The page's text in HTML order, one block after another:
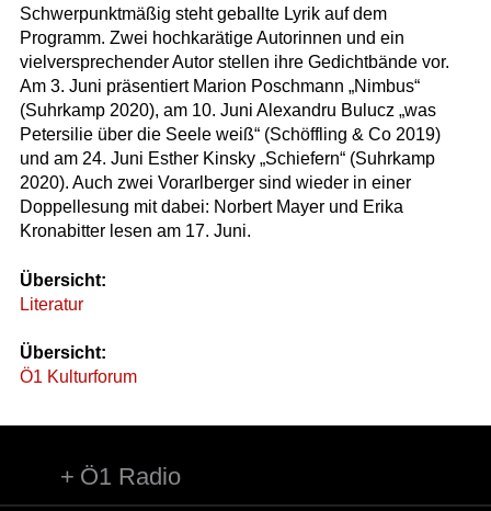
Schwerpunktmäßig steht geballte Lyrik auf dem
Programm. Zwei hochkarätige Autorinnen und ein
vielversprechender Autor stellen ihre Gedichtbände vor.
Am 3. Juni präsentiert Marion Poschmann „Nimbus“
(Suhrkamp 2020), am 10. Juni Alexandru Bulucz „was
Petersilie über die Seele weiß“ (Schöffling & Co 2019)
und am 24. Juni Esther Kinsky „Schiefern“ (Suhrkamp
2020). Auch zwei Vorarlberger sind wieder in einer
Doppellesung mit dabei: Norbert Mayer und Erika
Kronabitter lesen am 17. Juni.
Übersicht:
Literatur
Übersicht:
Ö1 Kulturforum
Ö1 Radio